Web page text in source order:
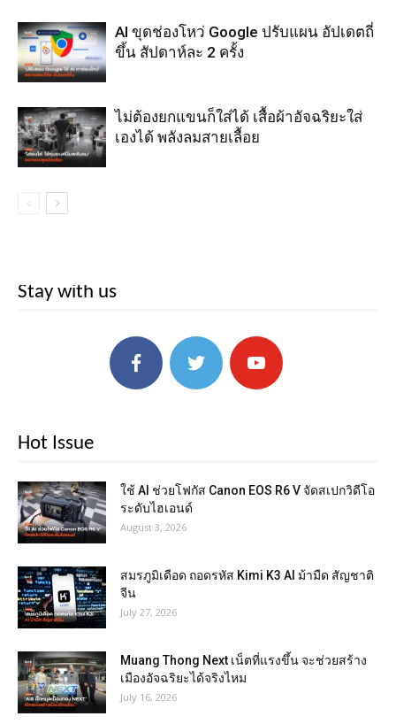
AI ขุดช่องโหว่ Google ปรับแผน อัปเดตถี่
ขึ้น สัปดาห์ละ 2 ครั้ง
ไม่ต้องยกแขนก็ใส่ได้ เสื้อผ้าอัจฉริยะใส่
เองได้ พลังลมสายเลื้อย
Stay with us
Hot Issue
ใช้ AI ช่วยโฟกัส Canon EOS R6 V จัดสเปกวิดีโอ
ระดับไฮเอนด์
August 3, 2026
สมรภูมิเดือด ถอดรหัส Kimi K3 AI ม้ามืด สัญชาติ
จีน
July 27, 2026
Muang Thong Next เน็ตที่แรงขึ้น จะช่วยสร้าง
เมืองอัจฉริยะได้จริงไหม
July 16, 2026